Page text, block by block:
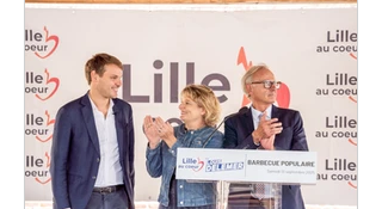
la mise en œuvre des orientations
définies collectivement par le Conseil
d'administration. Louis DELEMER
Président de Lille au C